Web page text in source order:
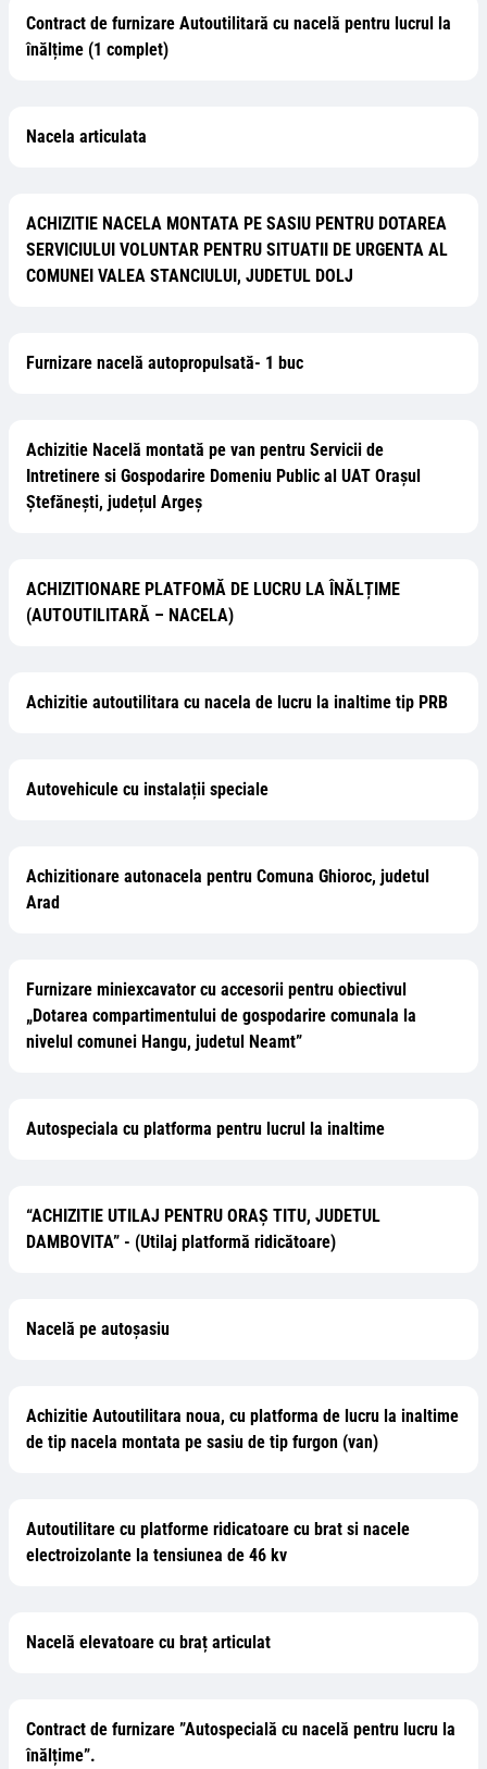
Contract de furnizare Autoutilitară cu nacelă pentru lucrul la
înălțime (1 complet)
Nacela articulata
ACHIZITIE NACELA MONTATA PE SASIU PENTRU DOTAREA
SERVICIULUI VOLUNTAR PENTRU SITUATII DE URGENTA AL
COMUNEI VALEA STANCIULUI, JUDETUL DOLJ
Furnizare nacelă autopropulsată- 1 buc
Achizitie Nacelă montată pe van pentru Servicii de
Intretinere si Gospodarire Domeniu Public al UAT Orașul
Ștefănești, județul Argeș
ACHIZITIONARE PLATFOMĂ DE LUCRU LA ÎNĂLȚIME
(AUTOUTILITARĂ – NACELA)
Achizitie autoutilitara cu nacela de lucru la inaltime tip PRB
Autovehicule cu instalații speciale
Achizitionare autonacela pentru Comuna Ghioroc, judetul
Arad
Furnizare miniexcavator cu accesorii pentru obiectivul
„Dotarea compartimentului de gospodarire comunala la
nivelul comunei Hangu, judetul Neamt”
Autospeciala cu platforma pentru lucrul la inaltime
“ACHIZITIE UTILAJ PENTRU ORAȘ TITU, JUDETUL
DAMBOVITA” - (Utilaj platformă ridicătoare)
Nacelă pe autoșasiu
Achizitie Autoutilitara noua, cu platforma de lucru la inaltime
de tip nacela montata pe sasiu de tip furgon (van)
Autoutilitare cu platforme ridicatoare cu brat si nacele
electroizolante la tensiunea de 46 kv
Nacelă elevatoare cu braț articulat
Contract de furnizare ”Autospecială cu nacelă pentru lucru la
înălțime”.